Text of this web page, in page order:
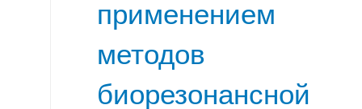
применением
методов
биорезонансной